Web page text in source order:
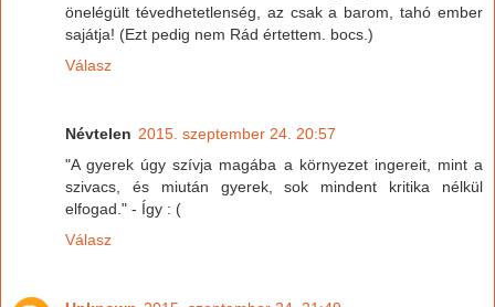
önelégült tévedhetetlenség, az csak a barom, tahó ember
sajátja! (Ezt pedig nem Rád értettem. bocs.)
Válasz
Névtelen 2015. szeptember 24. 20:57
"A gyerek úgy szívja magába a környezet ingereit, mint a
szivacs, és miután gyerek, sok mindent kritika nélkül
elfogad." - Így : (
Válasz